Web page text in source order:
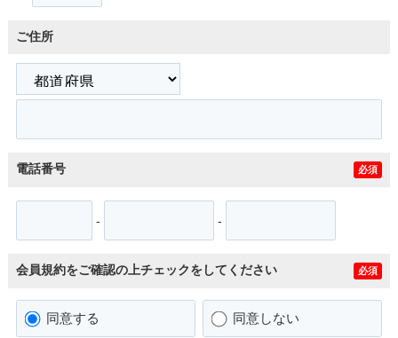
ご住所
電話番号 必須
- -
会員規約をご確認の上チェックをしてください 必須
同意する 同意しない